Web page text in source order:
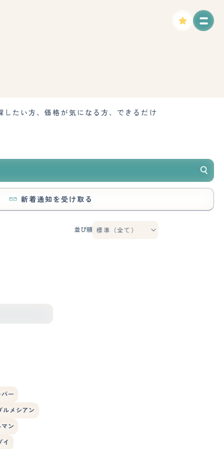
たい方、価格が気になる方、できるだけ
新着通知を受け取る
並び順
ー
ルメシアン
マン
イ